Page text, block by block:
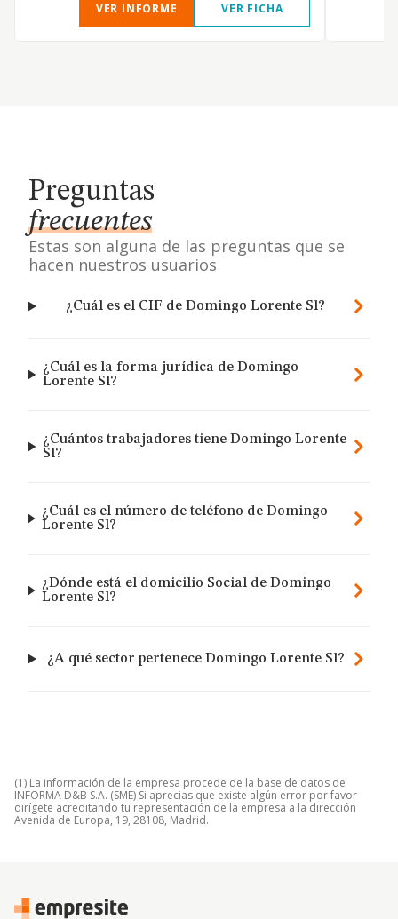
VER INFORME VER FICHA
Preguntas
frecuentes
Estas son alguna de las preguntas que se
hacen nuestros usuarios
¿Cuál es el CIF de Domingo Lorente Sl?
¿Cuál es la forma jurídica de Domingo
Lorente Sl?
¿Cuántos trabajadores tiene Domingo Lorente
Sl?
¿Cuál es el número de teléfono de Domingo
Lorente Sl?
¿Dónde está el domicilio Social de Domingo
Lorente Sl?
¿A qué sector pertenece Domingo Lorente Sl?
(1) La información de la empresa procede de la base de datos de
INFORMA D&B S.A. (SME) Si aprecias que existe algún error por favor
dirígete acreditando tu representación de la empresa a la dirección
Avenida de Europa, 19, 28108, Madrid.